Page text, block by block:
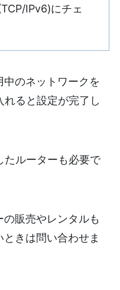
IPv6)にチェ
のネットワークを
ると設定が完了し
たルーターも必要で
販売やレンタルも
きは問い合わせま